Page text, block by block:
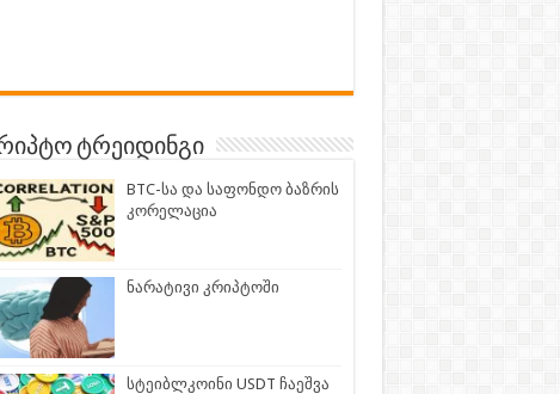
ტრეიდინგი
BTC-სა და საფონდო ბაზრის
კორელაცია
ნარატივი კრიპტოში
სტეიბლკოინი USDT ჩაეშვა